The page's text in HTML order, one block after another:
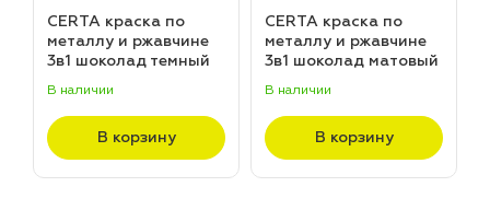
CERTA краска по
металлу и ржавчине
3в1 шоколад темный
(20,0кг)
В наличии
В корзину
CERTA краска по
металлу и ржавчине
3в1 шоколад матовый
В наличии
В корзину